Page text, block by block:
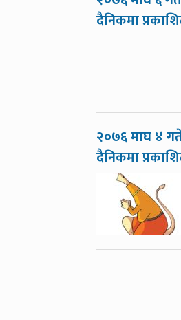
दैनिकमा
२०७६ माघ ४
दैनिकमा